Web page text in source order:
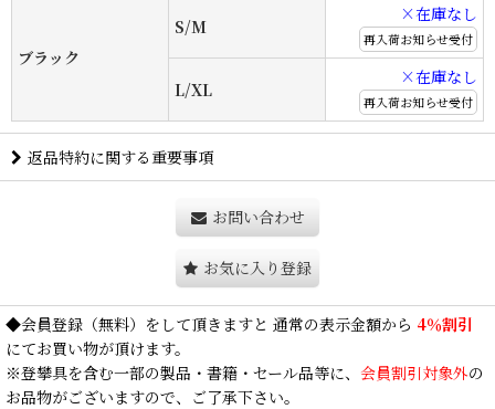
ブラック
S/M
×在庫なし
再入荷お知らせ受付
L/XL
×在庫なし
再入荷お知らせ受付
返品特約に関する重要事項
お問い合わせ
お気に入り登録
◆会員登録 （無料）をして頂きますと 通常の表示金額から 4％割引
にてお買い物が頂けます。
※登攀具を含む一部の製品・書籍・セール品等に、 会員割引対象外の
お品物がございますので、ご了承下さい。